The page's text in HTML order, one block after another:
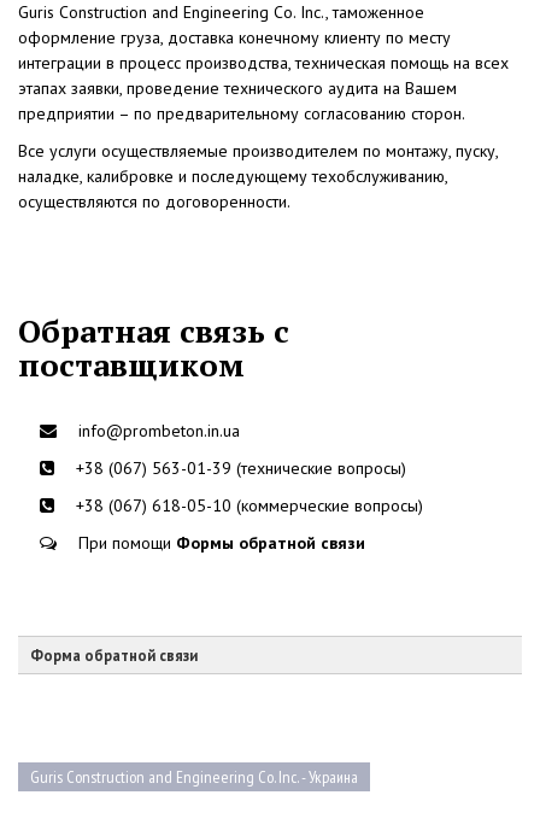
Guris Construction and Engineering Co. Inc., таможенное
оформление груза, доставка конечному клиенту по месту
интеграции в процесс производства, техническая помощь на всех
этапах заявки, проведение технического аудита на Вашем
предприятии – по предварительному согласованию сторон.
Все услуги осуществляемые производителем по монтажу, пуску,
наладке, калибровке и последующему техобслуживанию,
осуществляются по договоренности.
Обратная связь с
поставщиком
info@prombeton.in.ua
+38 (067) 563-01-39 (технические вопросы)
+38 (067) 618-05-10 (коммерческие вопросы)
При помощи Формы обратной связи
Форма обратной связи
Guris Construction and Engineering Co. Inc. - Украина